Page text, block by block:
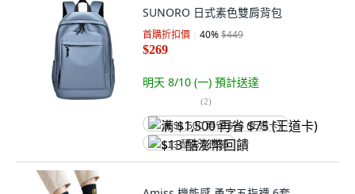
SUNORO 日式素色雙肩背包
首購折扣價 40%$449
$269
明天 8/10 (一) 預計送達
(2)
满 $1,500 再省 $75 (王道卡)
$13 酷澎幣回饋